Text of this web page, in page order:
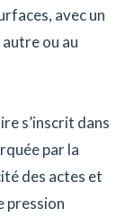
avec un
ou au
s’inscrit dans
par la
des actes et
pression